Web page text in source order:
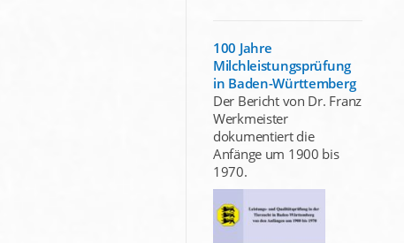
100 Jahre
Milchleistungsprüfung
in Baden-Württemberg
Der Bericht von Dr. Franz
Werkmeister
dokumentiert die
Anfänge um 1900 bis
1970.